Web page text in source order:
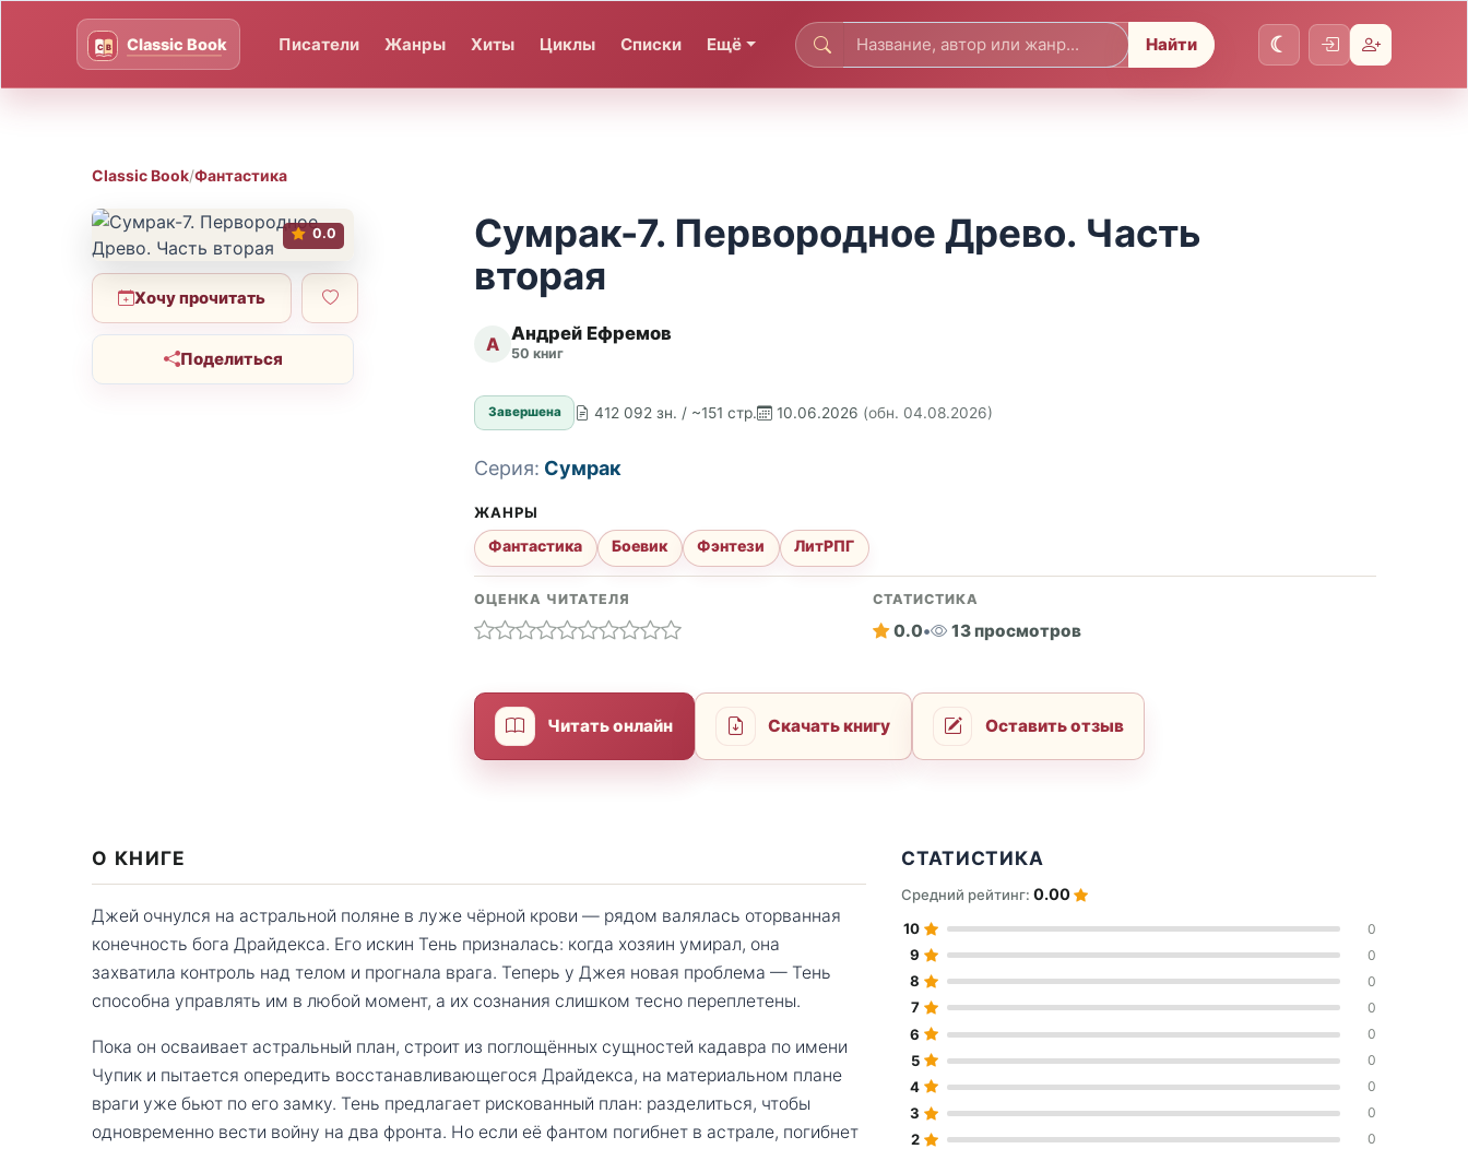
Писатели Жанры Хиты Циклы Списки Ещё Найти
Classic Book/Фантастика
0.0
Хочу прочитать
Поделиться
Сумрак-7. Первородное Древо. Часть
вторая
А Андрей Ефремов
50 книг
Завершена 412 092 зн. / ~151 стр. 10.06.2026 (обн. 04.08.2026)
Серия: Сумрак
ЖАНРЫ
Фантастика Боевик Фэнтези ЛитРПГ
ОЦЕНКА ЧИТАТЕЛЯ СТАТИСТИКА
0.0• 13 просмотров
Читать онлайн Скачать книгу Оставить отзыв
О КНИГЕ
Джей очнулся на астральной поляне в луже чёрной крови — рядом валялась оторванная
конечность бога Драйдекса. Его искин Тень призналась: когда хозяин умирал, она
захватила контроль над телом и прогнала врага. Теперь у Джея новая проблема — Тень
способна управлять им в любой момент, а их сознания слишком тесно переплетены.
Пока он осваивает астральный план, строит из поглощённых сущностей кадавра по имени
Чупик и пытается опередить восстанавливающегося Драйдекса, на материальном плане
враги уже бьют по его замку. Тень предлагает рискованный план: разделиться, чтобы
одновременно вести войну на два фронта. Но если её фантом погибнет в астрале, погибнет
СТАТИСТИКА
Средний рейтинг:0.00
10 0
9 0
8 0
7 0
6 0
5 0
4 0
3 0
2 0